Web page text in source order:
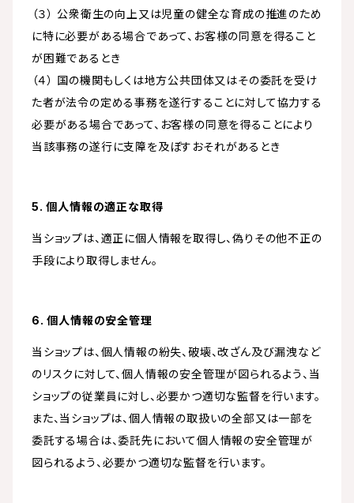
（３） 公衆衛生の向上又は児童の健全な育成の推進のため
に特に必要がある場合であって、お客様の同意を得ること
が困難であるとき
（４） 国の機関もしくは地方公共団体又はその委託を受け
た者が法令の定める事務を遂行することに対して協力する
必要がある場合であって、お客様の同意を得ることにより
当該事務の遂行に支障を及ぼすおそれがあるとき
5. 個人情報の適正な取得
当ショップは、適正に個人情報を取得し、偽りその他不正の
手段により取得しません。
6. 個人情報の安全管理
当ショップは、個人情報の紛失、破壊、改ざん及び漏洩など
のリスクに対して、個人情報の安全管理が図られるよう、当
ショップの従業員に対し、必要かつ適切な監督を行います。
また、当ショップは、個人情報の取扱いの全部又は一部を
委託する場合は、委託先において個人情報の安全管理が
図られるよう、必要かつ適切な監督を行います。